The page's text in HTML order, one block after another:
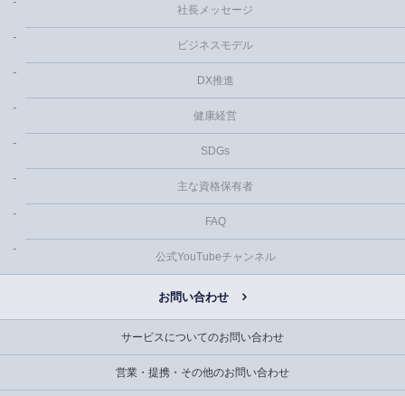
社長メッセージ
ビジネスモデル
DX推進
健康経営
SDGs
主な資格保有者
FAQ
公式YouTubeチャンネル
お問い合わせ
サービスについてのお問い合わせ
営業・提携・その他のお問い合わせ